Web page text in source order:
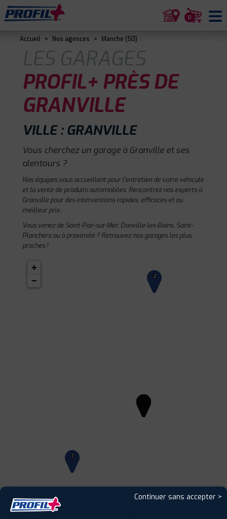
0
Accueil > Nos agences > Manche (50)
LES GARAGES
PROFIL+ PRÈS DE
GRANVILLE
VILLE : GRANVILLE
Vous cherchez un garage à Granville et ses
alentours ?
Nos équipes vous accueillent pour l'entretien de votre véhicule
et la vente de produits automobiles. Rencontrez nos experts à
Granville pour des interventions rapides, efficaces et au
meilleur prix.
Vous venez de Saint-Pair-sur-Mer, Donville-les-Bains, Saint-
Planchers ou à proximité ? Retrouvez nos garages les plus
proches !
1
2
+
−
Mapbox©OpenStreetMap
Continuer sans accepter >